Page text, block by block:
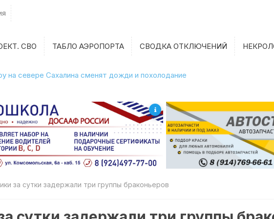
СВО ТАБЛО АЭРОПОРТА СВОДКА ОТКЛЮЧЕНИЙ
на севере Сахалина сменят дожди и похолодание
за сутки задержали три группы браконьеров